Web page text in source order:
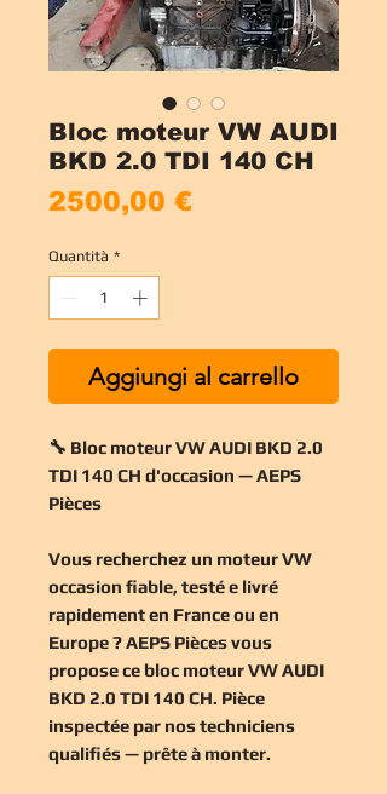
Bloc moteur VW AUDI
BKD 2.0 TDI 140 CH
2500,00 €
Quantità *
Aggiungi al carrello
🔧 Bloc moteur VW AUDI BKD 2.0
TDI 140 CH d'occasion — AEPS
Pièces
Vous recherchez un moteur VW
occasion fiable, testé e livré
rapidement en France ou en
Europe ? AEPS Pièces vous
propose ce bloc moteur VW AUDI
BKD 2.0 TDI 140 CH. Pièce
inspectée par nos techniciens
qualifiés — prête à monter.